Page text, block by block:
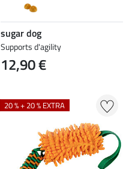
sugar dog
Supports d'agility
12,90 €
20 % + 20 % EXTRA